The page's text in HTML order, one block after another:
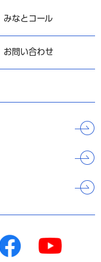
みなとコール
お問い合わせ